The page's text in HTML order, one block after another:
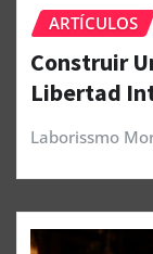
ARTÍCULOS
Construir
Libertad
Laborissmo